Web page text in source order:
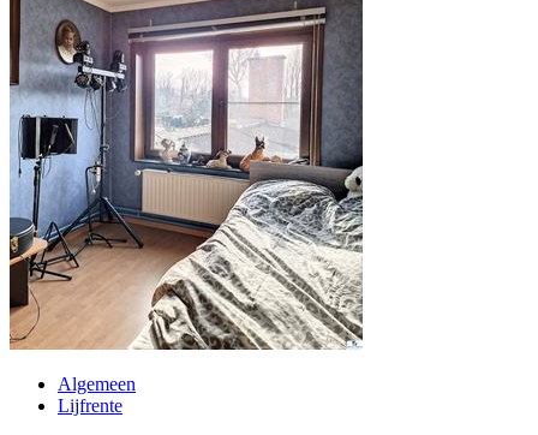
Algemeen
Lijfrente